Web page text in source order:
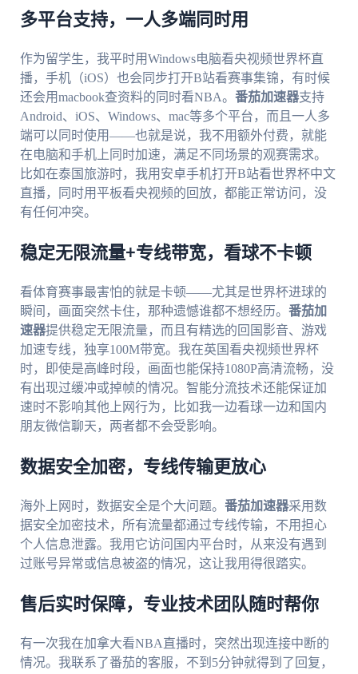
多平台支持，一人多端同时用
作为留学生，我平时用Windows电脑看央视频世界杯直
播，手机（iOS）也会同步打开B站看赛事集锦，有时候
还会用macbook查资料的同时看NBA。 番茄加速器支持
Android、iOS、Windows、mac等多个平台，而且一人多
端可以同时使用——也就是说，我不用额外付费，就能
在电脑和手机上同时加速，满足不同场景的观赛需求。
比如在泰国旅游时，我用安卓手机打开B站看世界杯中文
直播，同时用平板看央视频的回放，都能正常访问，没
有任何冲突。
稳定无限流量+专线带宽，看球不卡顿
看体育赛事最害怕的就是卡顿——尤其是世界杯进球的
瞬间，画面突然卡住，那种遗憾谁都不想经历。 番茄加
速器提供稳定无限流量，而且有精选的回国影音、游戏
加速专线，独享100M带宽。我在英国看央视频世界杯
时，即使是高峰时段，画面也能保持1080P高清流畅，没
有出现过缓冲或掉帧的情况。智能分流技术还能保证加
速时不影响其他上网行为，比如我一边看球一边和国内
朋友微信聊天，两者都不会受影响。
数据安全加密，专线传输更放心
海外上网时，数据安全是个大问题。 番茄加速器采用数
据安全加密技术，所有流量都通过专线传输，不用担心
个人信息泄露。我用它访问国内平台时，从来没有遇到
过账号异常或信息被盗的情况，这让我用得很踏实。
售后实时保障，专业技术团队随时帮你
有一次我在加拿大看NBA直播时，突然出现连接中断的
情况。我联系了番茄的客服，不到5分钟就得到了回复，